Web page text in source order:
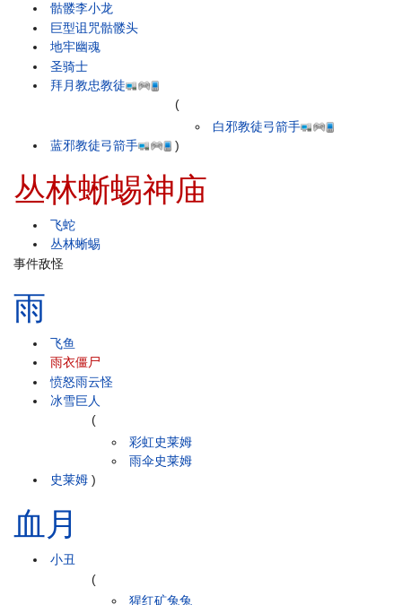
骷髅李小龙
巨型诅咒骷髅头
地牢幽魂
圣骑士
拜月教忠教徒
蓝邪教徒弓箭手
(
白邪教徒弓箭手
)
丛林蜥蜴神庙
飞蛇
丛林蜥蜴
事件敌怪
雨
飞鱼
雨衣僵尸
愤怒雨云怪
冰雪巨人
史莱姆
(
彩虹史莱姆
雨伞史莱姆
)
血月
小丑
(
猩红矿兔兔